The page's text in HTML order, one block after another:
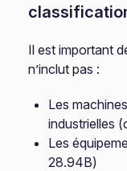
Il est important
n’inclut pas :
Les
industrielles
Les
28.94B)